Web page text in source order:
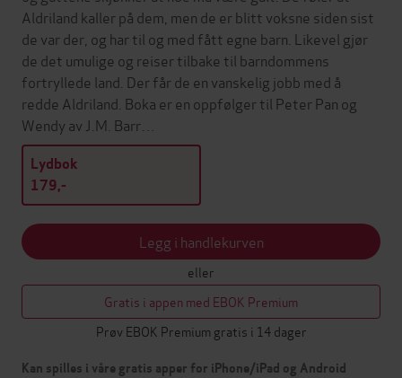
Aldriland kaller på dem, men de er blitt voksne siden sist
de var der, og har til og med fått egne barn. Likevel gjør
de det umulige og reiser tilbake til barndommens
fortryllede land. Der får de en vanskelig jobb med å
redde Aldriland. Boka er en oppfølger til Peter Pan og
Wendy av J.M. Barr…
Lydbok
179,-
Legg i handlekurven
eller
Gratis i appen med EBOK Premium
Prøv EBOK Premium gratis i 14 dager
Kan spilles i våre gratis apper for iPhone/iPad og Android